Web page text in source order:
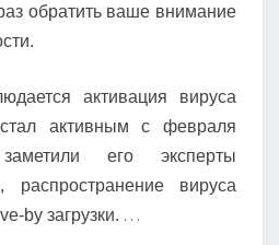
обратить ваше внимание
активация вируса
активным с февраля
его эксперты
распространение вируса
by загрузки. …